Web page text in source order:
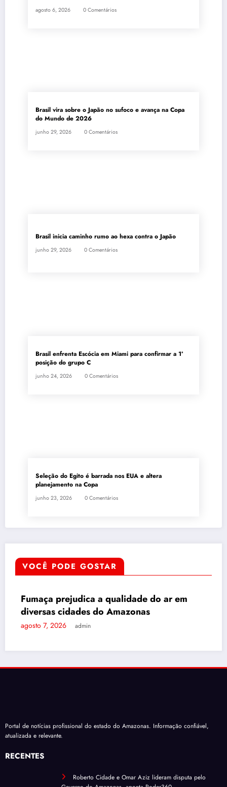
agosto 6, 2026 0 Comentários
Brasil vira sobre o Japão no sufoco e avança na Copa
do Mundo de 2026
junho 29, 2026 0 Comentários
Brasil inicia caminho rumo ao hexa contra o Japão
junho 29, 2026 0 Comentários
Brasil enfrenta Escócia em Miami para confirmar a 1ª
posição do grupo C
junho 24, 2026 0 Comentários
Seleção do Egito é barrada nos EUA e altera
planejamento na Copa
junho 23, 2026 0 Comentários
VOCÊ PODE GOSTAR
AMAZONAS
prejudica a qualidade do ar em
cidades do Amazonas
7, 2026 admin
Portal de notícias profissional do estado do Amazonas. Informação confiável,
atualizada e relevante.
RECENTES
Roberto Cidade e Omar Aziz lideram disputa pelo